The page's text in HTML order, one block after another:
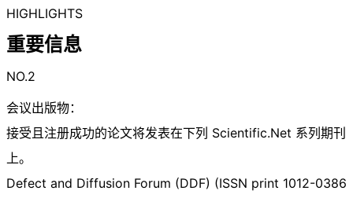
HIGHLIGHTS
重要信息
NO.2
会议出版物：
接受且注册成功的论文将发表在下列 Scientific.Net 系列期刊
上。
Defect and Diffusion Forum (DDF) (ISSN print 1012-0386